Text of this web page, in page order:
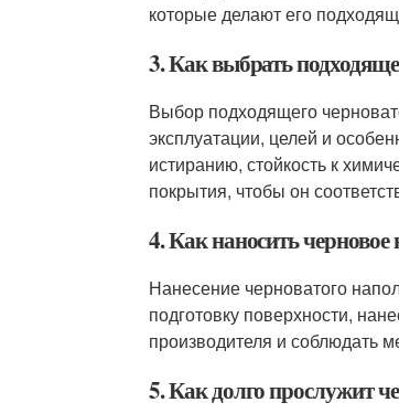
которые делают его
3. Как выбрать
Выбор подходящего
эксплуатации, целей и
истиранию, стойкость к
покрытия, чтобы он
4. Как наносить
Нанесение черноватого
подготовку поверхности,
производителя и соблюдать
5. Как долго прослужит